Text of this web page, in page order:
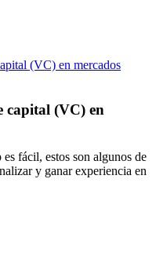
(VC) en mercados
capital (VC) en
fácil, estos son algunos de
y ganar experiencia en